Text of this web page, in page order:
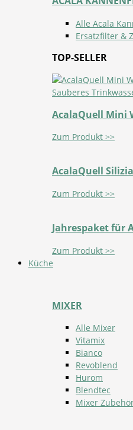
Alle Acala
Ersatzfilter &
TOP-SELLER
AcalaQuell Mini
Zum Produkt >>
AcalaQuell
Zum Produkt >>
Jahrespaket für
Zum Produkt >>
Küche
MIXER
Alle Mixer
Vitamix
Bianco
Revoblend
Hurom
Blendtec
Mixer